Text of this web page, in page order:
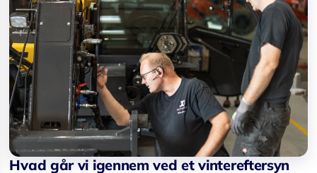
Hvad går vi igennem ved et vintereftersyn